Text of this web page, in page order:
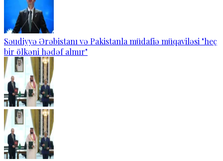
Səudiyyə Ərəbistanı və Pakistanla müdafiə müqaviləsi "heç
bir ölkəni hədəf almır"